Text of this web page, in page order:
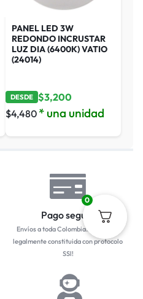
PANEL LED 3W
REDONDO INCRUSTAR
LUZ DIA (6400K) VATIO
(24014)
DESDE $3,200
$4,480 * una unidad
Pago seguro
Envíos a toda Colombia... Empresa
legalmente constituida con protocolo
SSl!
0